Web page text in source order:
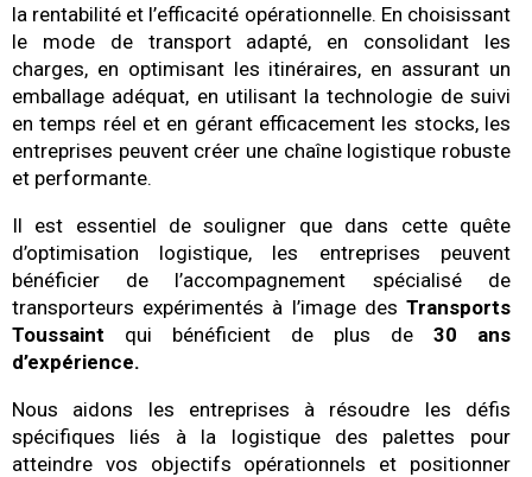
la rentabilité et l’efficacité opérationnelle. En choisissant
le mode de transport adapté, en consolidant les
charges, en optimisant les itinéraires, en assurant un
emballage adéquat, en utilisant la technologie de suivi
en temps réel et en gérant efficacement les stocks, les
entreprises peuvent créer une chaîne logistique robuste
et performante.
Il est essentiel de souligner que dans cette quête
d’optimisation logistique, les entreprises peuvent
bénéficier de l’accompagnement spécialisé de
transporteurs expérimentés à l’image des Transports
Toussaint qui bénéficient de plus de 30 ans
d’expérience.
Nous aidons les entreprises à résoudre les défis
spécifiques liés à la logistique des palettes pour
atteindre vos objectifs opérationnels et positionner